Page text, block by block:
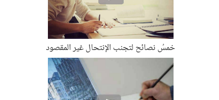
خمسُ نصائح لتجنب الإنتحال غير المقصود